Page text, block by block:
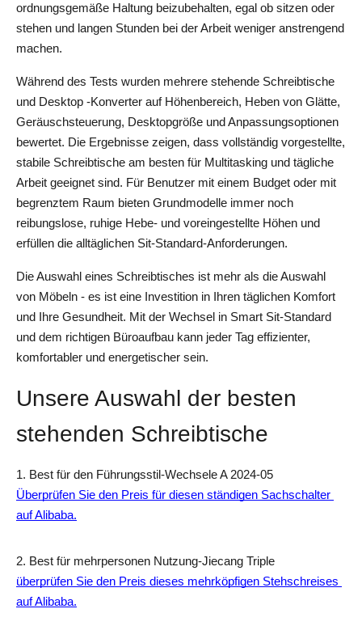
ordnungsgemäße Haltung beizubehalten, egal ob sitzen oder
stehen und langen Stunden bei der Arbeit weniger anstrengend
machen.
Während des Tests wurden mehrere stehende Schreibtische
und Desktop -Konverter auf Höhenbereich, Heben von Glätte,
Geräuschsteuerung, Desktopgröße und Anpassungsoptionen
bewertet. Die Ergebnisse zeigen, dass vollständig vorgestellte,
stabile Schreibtische am besten für Multitasking und tägliche
Arbeit geeignet sind. Für Benutzer mit einem Budget oder mit
begrenztem Raum bieten Grundmodelle immer noch
reibungslose, ruhige Hebe- und voreingestellte Höhen und
erfüllen die alltäglichen Sit-Standard-Anforderungen.
Die Auswahl eines Schreibtisches ist mehr als die Auswahl
von Möbeln - es ist eine Investition in Ihren täglichen Komfort
und Ihre Gesundheit. Mit der Wechsel in Smart Sit-Standard
und dem richtigen Büroaufbau kann jeder Tag effizienter,
komfortabler und energetischer sein.
Unsere Auswahl der besten
stehenden Schreibtische
1. Best für den Führungsstil-Wechsele A 2024-05
Überprüfen Sie den Preis für diesen ständigen Sachschalter
auf Alibaba.
2. Best für mehrpersonen Nutzung-Jiecang Triple
überprüfen Sie den Preis dieses mehrköpfigen Stehschreises
auf Alibaba.